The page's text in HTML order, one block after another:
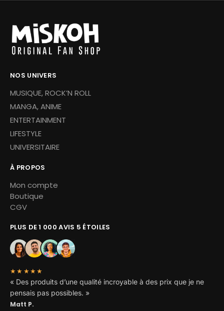
NOS UNIVERS
MUSIQUE, ROCK’N ROLL
MANGA, ANIME
ENTERTAINMENT
LIFESTYLE
UNIVERSITAIRE
À PROPOS
Mon compte
Boutique
CGV
PLUS DE 1 000 AVIS 5 ÉTOILES
★★★★★
« Des produits d’une qualité incroyable à des prix que je ne
pensais pas possibles. »
Matt P.